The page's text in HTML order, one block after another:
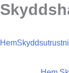
Hem